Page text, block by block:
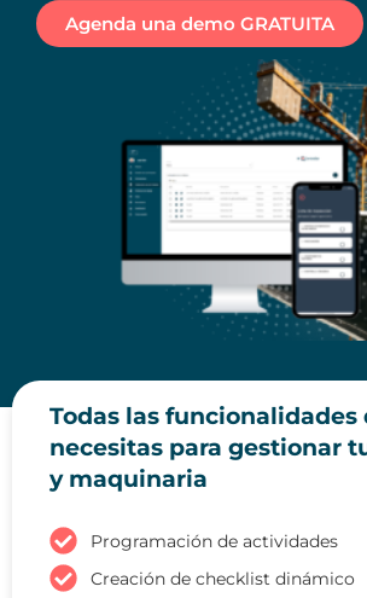
Agenda una demo GRATUITA
Todas las funcionalidades
necesitas para gestionar
y maquinaria
Programación de actividades
Creación de checklist dinámico